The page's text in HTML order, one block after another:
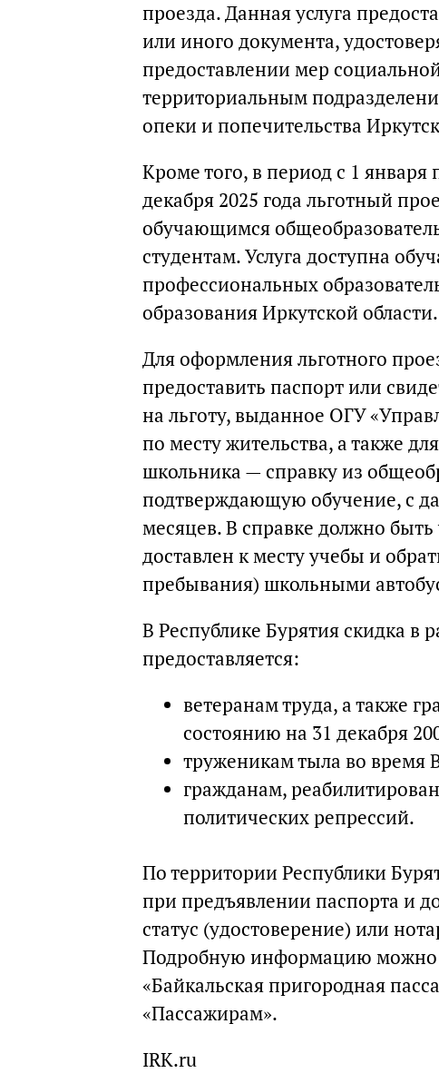
проезда. Данная услуга
или иного документа,
предоставлении мер
территориальным
опеки и попечительства
Кроме того, в период с 1 января
декабря 2025 года льготный
обучающимся
студентам. Услуга доступна
профессиональных
образования Иркутской области.
Для оформления льготного
предоставить паспорт или
на льготу, выданное ОГУ
по месту жительства, а также
школьника — справку из
подтверждающую обучение, с
месяцев. В справке должно
доставлен к месту учебы и
пребывания) школьными
В Республике Бурятия скидка в
предоставляется:
ветеранам труда, а также
состоянию на 31 декабря
труженикам тыла во время
гражданам,
политических репрессий.
По территории Республики
при предъявлении паспорта и
статус (удостоверение) или
Подробную информацию можно
«Байкальская пригородная
«Пассажирам».
IRK.ru